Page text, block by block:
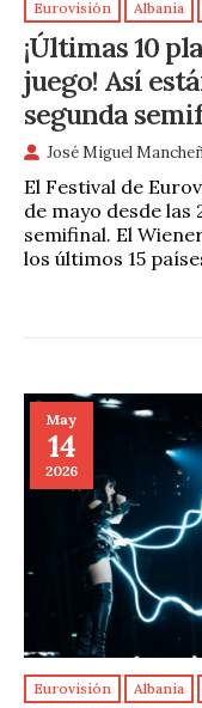
Eurovisión Albania
¡Últimas 10
juego! Así
segunda
José Miguel
El Festival de
de mayo desde las
semifinal. El
los últimos 15
May
14
2026
Eurovisión Albania